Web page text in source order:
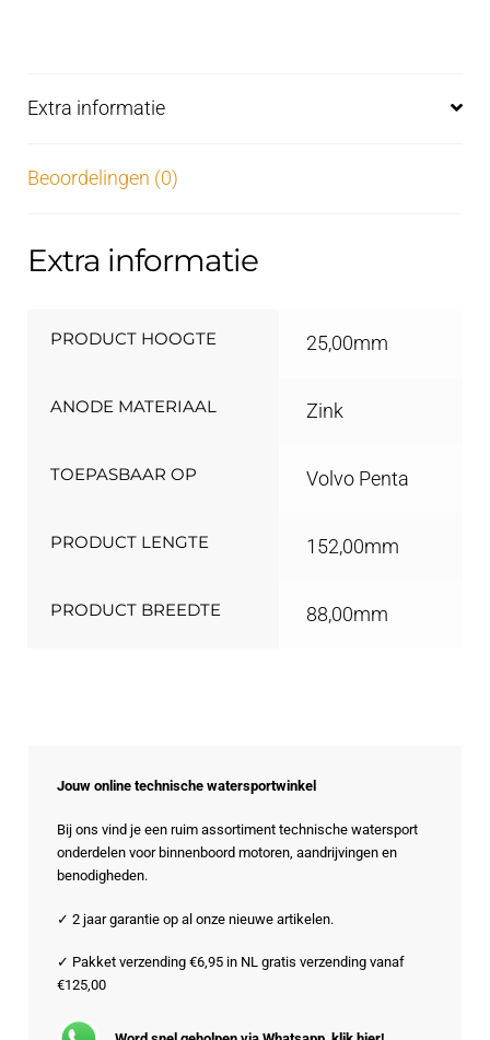
Extra informatie
Beoordelingen (0)
Extra informatie
PRODUCT HOOGTE 25,00mm
ANODE MATERIAAL Zink
TOEPASBAAR OP Volvo Penta
PRODUCT LENGTE 152,00mm
PRODUCT BREEDTE 88,00mm
Jouw online technische watersportwinkel
Bij ons vind je een ruim assortiment technische watersport
onderdelen voor binnenboord motoren, aandrijvingen en
benodigheden.
✓ 2 jaar garantie op al onze nieuwe artikelen.
✓ Pakket verzending €6,95 in NL gratis verzending vanaf
€125,00